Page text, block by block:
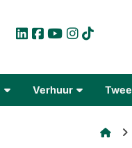
Verhuur